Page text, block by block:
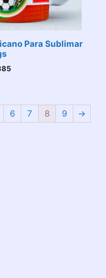
Para Sublimar
6 7 8 9 →